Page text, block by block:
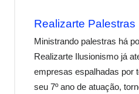
Realizarte Palestras
Ministrando palestras há
Realizarte Ilusionismo já
empresas espalhadas por
seu 7º ano de atuação,